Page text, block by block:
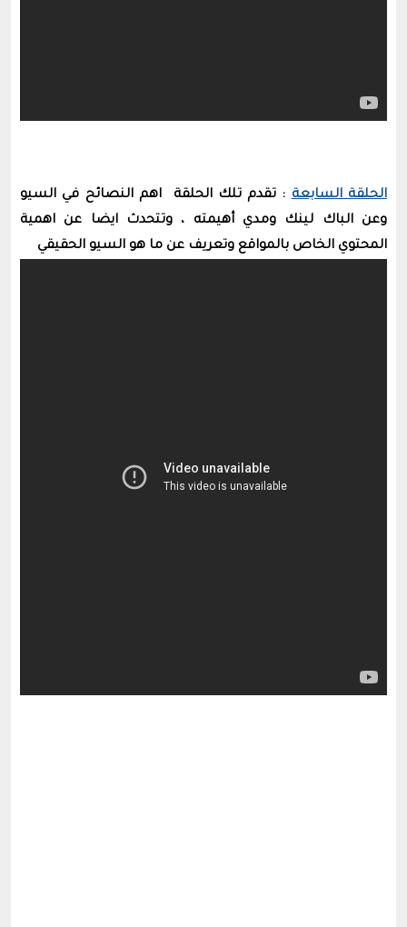
الحلقة السابعة: تقدم تلك الحلقة اهم النصائح في السيو
وعن الباك لينك ومدي أهيمته ، وتتحدث ايضا عن اهمية
المحتوي الخاص بالمواقع وتعريف عن ما هو السيو الحقيقي